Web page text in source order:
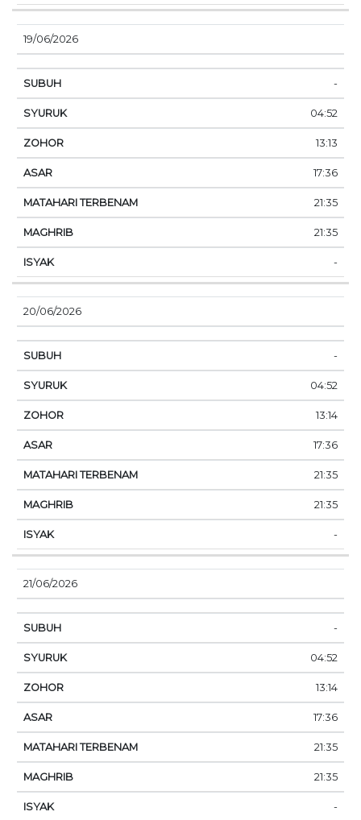
19/06/2026
-
04:52
13:13
17:36
21:35
21:35
-
20/06/2026
-
04:52
13:14
17:36
21:35
21:35
-
21/06/2026
-
04:52
13:14
17:36
21:35
21:35
-